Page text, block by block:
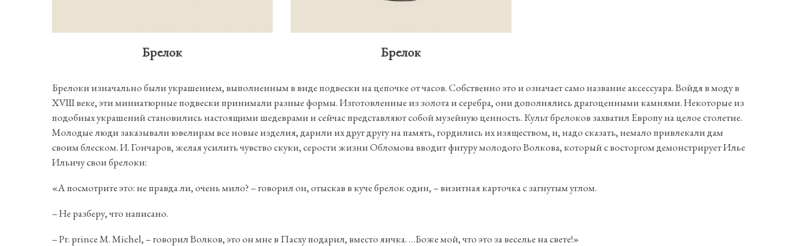
Брелок Брелок
Брелоки изначально были украшением, выполненным в виде подвески на цепочке от часов. Собственно это и означает само название аксессуара. Войдя в моду в
XVIII веке, эти миниатюрные подвески принимали разные формы. Изготовленные из золота и серебра, они дополнялись драгоценными камнями. Некоторые из
подобных украшений становились настоящими шедеврами и сейчас представляют собой музейную ценность. Культ брелоков захватил Европу на целое столетие.
Молодые люди заказывали ювелирам все новые изделия, дарили их друг другу на память, гордились их изяществом, и, надо сказать, немало привлекали дам
своим блеском. И. Гончаров, желая усилить чувство скуки, серости жизни Обломова вводит фигуру молодого Волкова, который с восторгом демонстрирует Илье
Ильичу свои брелоки:
«А посмотрите это: не правда ли, очень мило? – говорил он, отыскав в куче брелок один, – визитная карточка с загнутым углом.
– Не разберу, что написано.
– Рг. prince M. Michel, – говорил Волков, это он мне в Пасху подарил, вместо яичка. …Боже мой, что это за веселье на свете!»